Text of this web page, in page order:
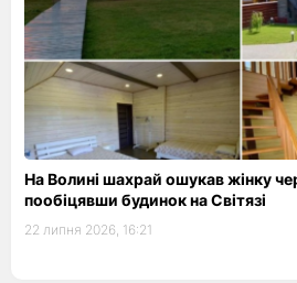
На Волині шахрай ошукав жінку
пообіцявши будинок на Світязі
22 липня 2026, 16:21